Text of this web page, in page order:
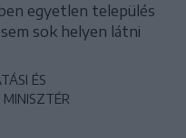
egyetlen település
sok helyen látni
ÉS